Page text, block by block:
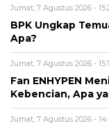
Jumat, 7 Agustus 2026 -
BPK Ungkap
Apa?
Jumat, 7 Agustus 2026 -
Fan ENHYPEN
Kebencian, Apa
Jumat, 7 Agustus 2026 -